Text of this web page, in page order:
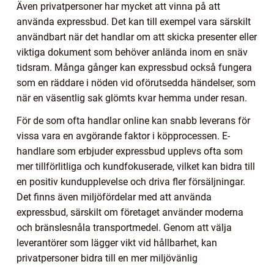
Även privatpersoner har mycket att vinna på att
använda expressbud. Det kan till exempel vara särskilt
användbart när det handlar om att skicka presenter eller
viktiga dokument som behöver anlända inom en snäv
tidsram. Många gånger kan expressbud också fungera
som en räddare i nöden vid oförutsedda händelser, som
när en väsentlig sak glömts kvar hemma under resan.
För de som ofta handlar online kan snabb leverans för
vissa vara en avgörande faktor i köpprocessen. E-
handlare som erbjuder expressbud upplevs ofta som
mer tillförlitliga och kundfokuserade, vilket kan bidra till
en positiv kundupplevelse och driva fler försäljningar.
Det finns även miljöfördelar med att använda
expressbud, särskilt om företaget använder moderna
och bränslesnåla transportmedel. Genom att välja
leverantörer som lägger vikt vid hållbarhet, kan
privatpersoner bidra till en mer miljövänlig